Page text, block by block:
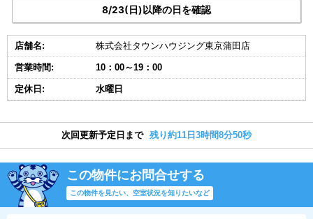
8/23(日)以降の日を確認
店舗名: 株式会社タウンハウジング東京蒲田店
営業時間: 10：00～19：00
定休日: 水曜日
次回更新予定日まで 残り約11日3時間8分49秒
この物件にお問合せする
この物件を見たい、空室状況を知りたいなど